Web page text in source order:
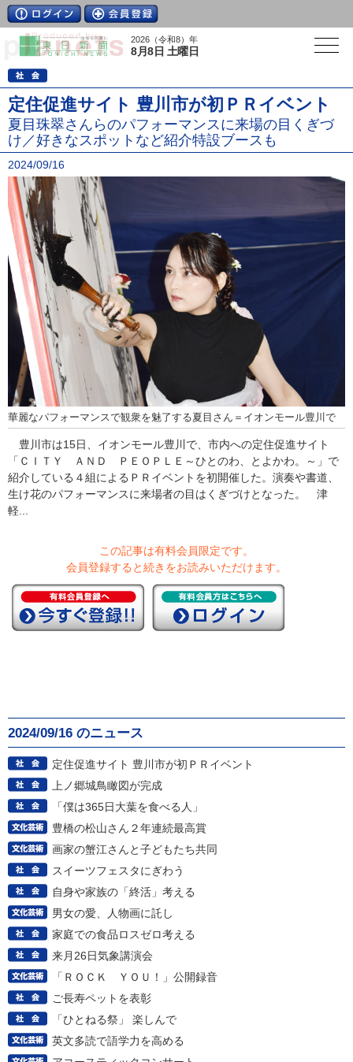
2026（令和8）年
8月8日 土曜日
定住促進サイト 豊川市が初ＰＲイベント
夏目珠翠さんらのパフォーマンスに来場の目くぎづ
け／好きなスポットなど紹介特設ブースも
2024/09/16
華麗なパフォーマンスで観衆を魅了する夏目さん＝イオンモール豊川で
豊川市は15日、イオンモール豊川で、市内への定住促進サイト
「ＣＩＴＹ ＡＮＤ ＰＥＯＰＬＥ～ひとのわ、とよかわ。～」で
紹介している４組によるＰＲイベントを初開催した。演奏や書道、
生け花のパフォーマンスに来場者の目はくぎづけとなった。 津
軽...
この記事は有料会員限定です。
会員登録すると続きをお読みいただけます。
2024/09/16 のニュース
定住促進サイト 豊川市が初ＰＲイベント
上ノ郷城鳥瞰図が完成
「僕は365日大葉を食べる人」
豊橋の松山さん２年連続最高賞
画家の蟹江さんと子どもたち共同
スイーツフェスタにぎわう
自身や家族の「終活」考える
男女の愛、人物画に託し
家庭での食品ロスゼロ考える
来月26日気象講演会
「ＲＯＣＫ ＹＯＵ！」公開録音
ご長寿ペットを表彰
「ひとねる祭」 楽しんで
英文多読で語学力を高める